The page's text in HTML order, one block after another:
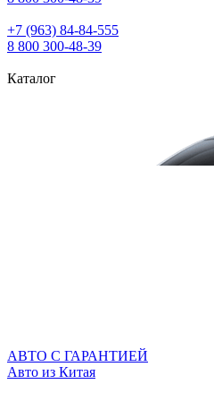
+7 (963) 84‑84‑555
8 800 300‑48‑39
Каталог
АВТО С ГАРАНТИЕЙ
Авто из Китая